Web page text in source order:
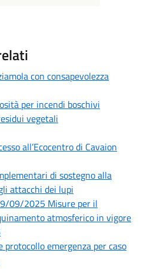
con consapevolezza
per incendi boschivi
vegetali
all’Ecocentro di Cavaion
di sostegno alla
attacchi dei lupi
09/2025 Misure per il
atmosferico in vigore
emergenza per caso